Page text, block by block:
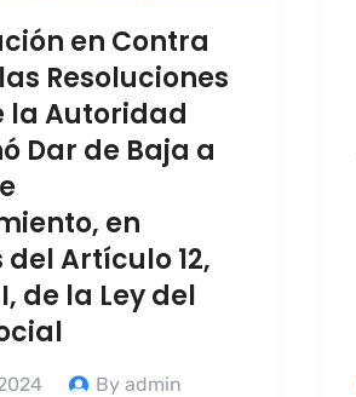
en Contra
Resoluciones
la Autoridad
Dar de Baja a
en
Artículo 12,
de la Ley del
By admin